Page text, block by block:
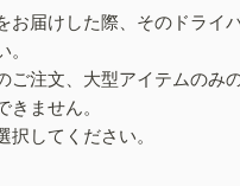
お届けした際、そのドライ
ご注文、大型アイテムのみ
ません。
してください。